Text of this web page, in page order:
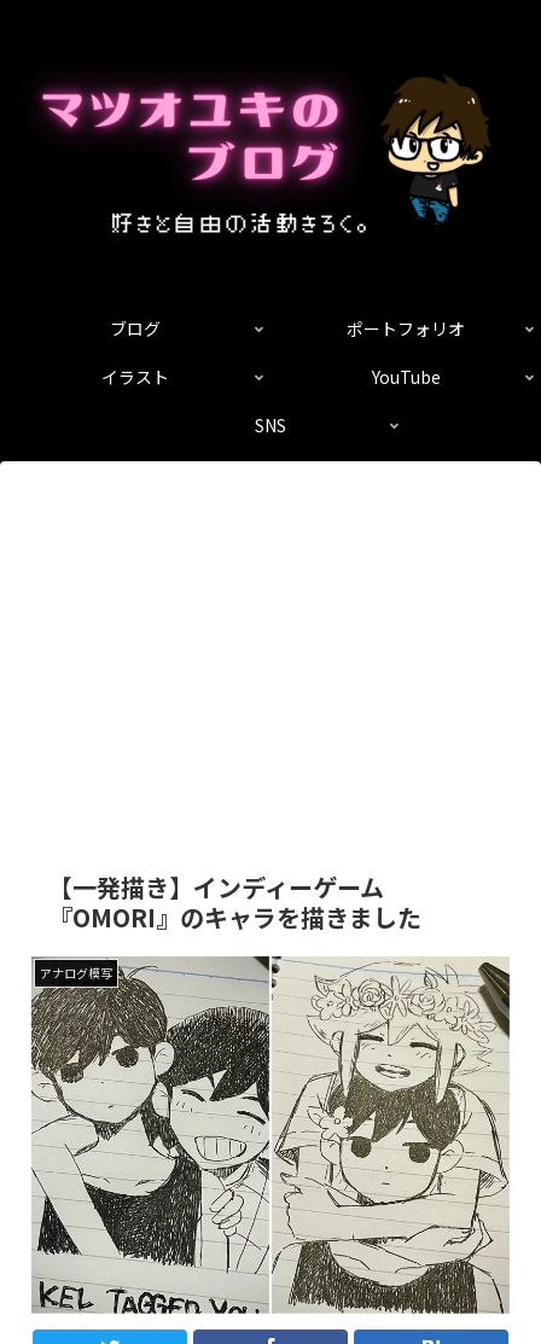
ブログ
ポートフォリオ
イラスト
YouTube
SNS
【一発描き】インディーゲーム
『OMORI』のキャラを描きました
アナログ模写